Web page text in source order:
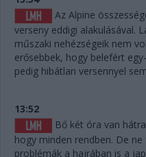
Az Alpine
verseny eddigi alakulásával.
műszaki nehézségeik nem
erősebbek, hogy belefért
pedig hibátlan versennyel
13:52
Bő két óra van
hogy minden rendben. De
problémák a hajrában is a